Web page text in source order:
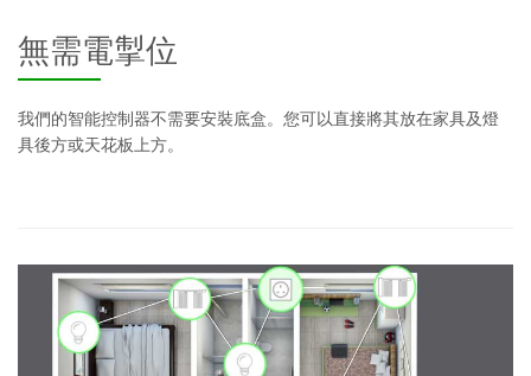
無需電掣位
我們的智能控制器不需要安裝底盒。您可以直接將其放在家具及燈
具後方或天花板上方。